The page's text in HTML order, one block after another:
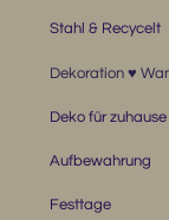
Stahl & Recycelt
Dekoration ♥
Deko für
Aufbewahrung
Festtage